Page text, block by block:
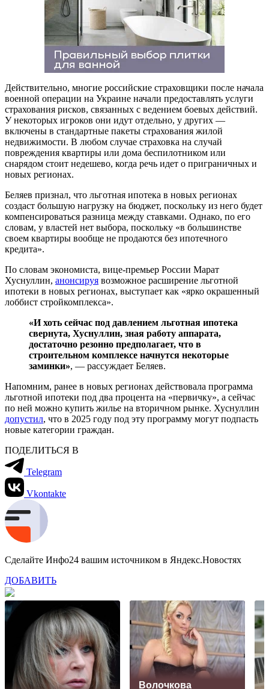
Действительно, многие российские страховщики после начала
военной операции на Украине начали предоставлять услуги
страхования рисков, связанных с ведением боевых действий.
У некоторых игроков они идут отдельно, у других —
включены в стандартные пакеты страхования жилой
недвижимости. В любом случае страховка на случай
повреждения квартиры или дома беспилотником или
снарядом стоит недешево, когда речь идет о приграничных и
новых регионах.
Беляев признал, что льготная ипотека в новых регионах
создаст большую нагрузку на бюджет, поскольку из него будет
компенсироваться разница между ставками. Однако, по его
словам, у властей нет выбора, поскольку «в большинстве
своем квартиры вообще не продаются без ипотечного
кредита».
По словам экономиста, вице-премьер России Марат
Хуснуллин, анонсируя возможное расширение льготной
ипотеки в новых регионах, выступает как «ярко окрашенный
лоббист стройкомплекса».
«И хоть сейчас под давлением льготная ипотека
свернута, Хуснуллин, зная работу аппарата,
достаточно резонно предполагает, что в
строительном комплексе начнутся некоторые
заминки», — рассуждает Беляев.
Напомним, ранее в новых регионах действовала программа
льготной ипотеки под два процента на «первичку», а сейчас
по ней можно купить жилье на вторичном рынке. Хуснуллин
допустил, что в 2025 году под эту программу могут подпасть
новые категории граждан.
ПОДЕЛИТЬСЯ В
Telegram
Vkontakte
Сделайте Инфо24 вашим источником в Яндекс.Новостях
ДОБАВИТЬ
Волочкова